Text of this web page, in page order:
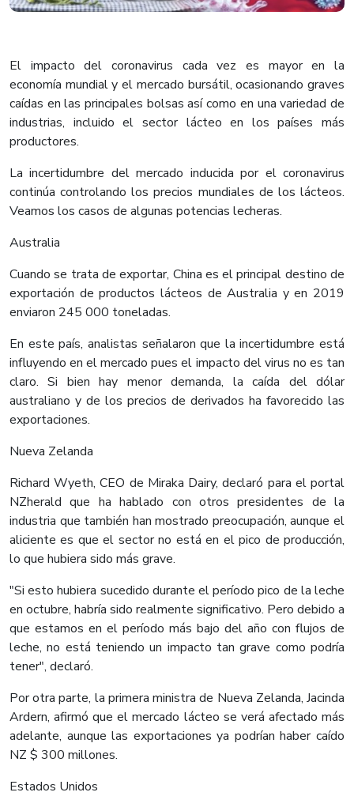
El impacto del coronavirus cada vez es mayor en la
economía mundial y el mercado bursátil, ocasionando graves
caídas en las principales bolsas así como en una variedad de
industrias, incluido el sector lácteo en los países más
productores.
La incertidumbre del mercado inducida por el coronavirus
continúa controlando los precios mundiales de los lácteos.
Veamos los casos de algunas potencias lecheras.
Australia
Cuando se trata de exportar, China es el principal destino de
exportación de productos lácteos de Australia y en 2019
enviaron 245 000 toneladas.
En este país, analistas señalaron que la incertidumbre está
influyendo en el mercado pues el impacto del virus no es tan
claro. Si bien hay menor demanda, la caída del dólar
australiano y de los precios de derivados ha favorecido las
exportaciones.
Nueva Zelanda
Richard Wyeth, CEO de Miraka Dairy, declaró para el portal
NZherald que ha hablado con otros presidentes de la
industria que también han mostrado preocupación, aunque el
aliciente es que el sector no está en el pico de producción,
lo que hubiera sido más grave.
"Si esto hubiera sucedido durante el período pico de la leche
en octubre, habría sido realmente significativo. Pero debido a
que estamos en el período más bajo del año con flujos de
leche, no está teniendo un impacto tan grave como podría
tener", declaró.
Por otra parte, la primera ministra de Nueva Zelanda, Jacinda
Ardern, afirmó que el mercado lácteo se verá afectado más
adelante, aunque las exportaciones ya podrían haber caído
NZ $ 300 millones.
Estados Unidos